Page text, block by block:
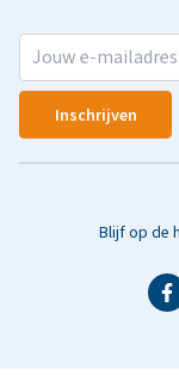
Inschrijven
Blijf op de